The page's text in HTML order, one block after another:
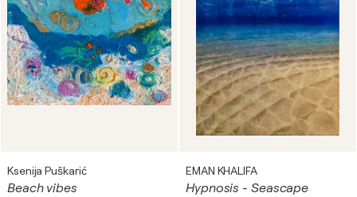
Ksenija Puškarić
Beach vibes
EMAN KHALIFA
Hypnosis - Seascape